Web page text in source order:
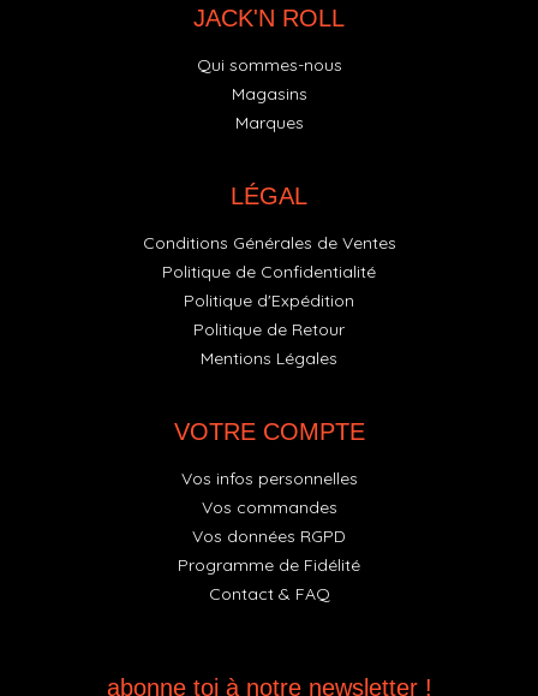
JACK'N ROLL
Qui sommes-nous
Magasins
Marques
LÉGAL
Conditions Générales de Ventes
Politique de Confidentialité
Politique d'Expédition
Politique de Retour
Mentions Légales
VOTRE COMPTE
Vos infos personnelles
Vos commandes
Vos données RGPD
Programme de Fidélité
Contact & FAQ
abonne toi à notre newsletter !